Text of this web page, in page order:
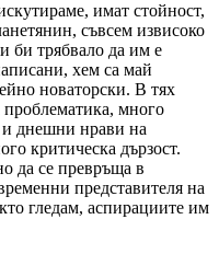
имат стойност,
съвсем извисоко
би трябвало да им е
хем са май
новаторски. В тях
много
и днешни нрави на
критическа дързост.
да се превръща в
представителя на
гледам, аспирациите им